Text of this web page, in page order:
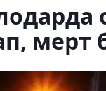
мерт